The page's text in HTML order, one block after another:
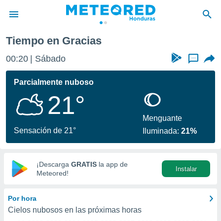
de
ha sido
que se
calidad.
a este
las
y
digital
basada
Tiempo en Gracias
00:20 Sábado ...
Parcialmente nuboso
21°
Sensación de 21°
Menguante
Iluminada:21%
¡Descarga GRATIS la app de
Meteored!
Instalar
Por hora
Cielos nubosos en las próximas horas